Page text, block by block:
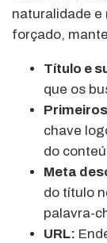
naturalidade e
forçado,
Título e
que os
chave
do
Meta
do título
palavra-
URL: